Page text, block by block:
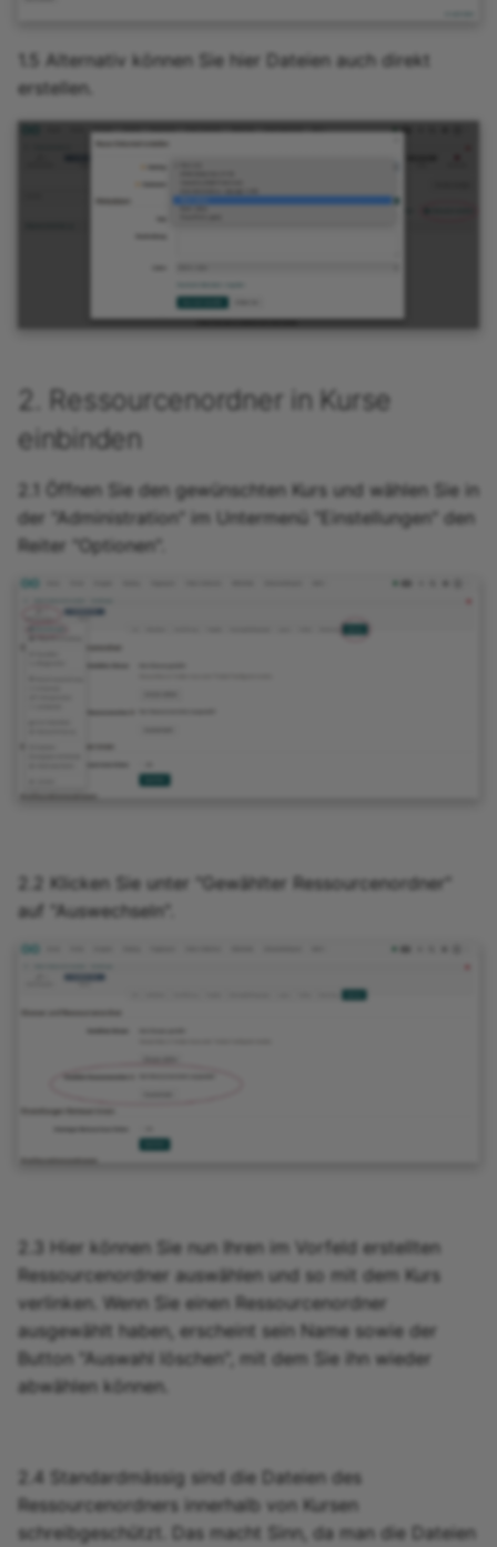
1.5 Alternativ können Sie hier Dateien auch direkt
erstellen.
2. Ressourcenordner in Kurse
einbinden
2.1 Öffnen Sie den gewünschten Kurs und wählen Sie in
der "Administration" im Untermenü "Einstellungen" den
Reiter "Optionen".
2.2 Klicken Sie unter "Gewählter Ressourcenordner"
auf "Auswechseln".
2.3 Hier können Sie nun Ihren im Vorfeld erstellten
Ressourcenordner auswählen und so mit dem Kurs
verlinken. Wenn Sie einen Ressourcenordner
ausgewählt haben, erscheint sein Name sowie der
Button "Auswahl löschen", mit dem Sie ihn wieder
abwählen können.
2.4 Standardmässig sind die Dateien des
Ressourcenordners innerhalb von Kursen
schreibgeschützt. Das macht Sinn, da man die Dateien